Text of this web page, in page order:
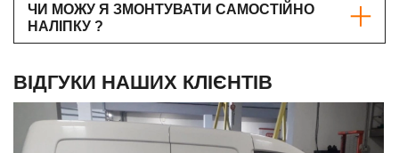
ЧИ МОЖУ Я ЗМОНТУВАТИ САМОСТІЙНО
НАЛІПКУ ?
ВІДГУКИ НАШИХ КЛІЄНТІВ